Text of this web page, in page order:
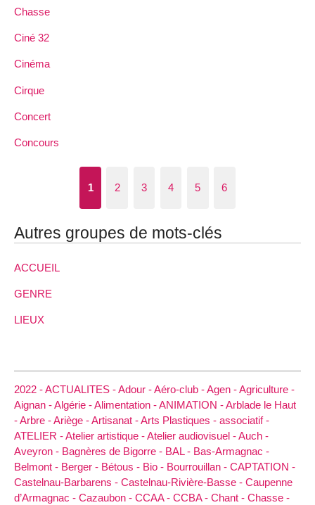
Chasse
Ciné 32
Cinéma
Cirque
Concert
Concours
1 2 3 4 5 6
Autres groupes de mots-clés
ACCUEIL
GENRE
LIEUX
2022 -ACTUALITES -Adour -Aéro-club -Agen -Agriculture -
Aignan -Algérie -Alimentation -ANIMATION -Arblade le Haut
-Arbre -Ariège -Artisanat -Arts Plastiques - associatif -
ATELIER -Atelier artistique -Atelier audiovisuel -Auch -
Aveyron - Bagnères de Bigorre - BAL - Bas-Armagnac -
Belmont - Berger - Bétous - Bio - Bourrouillan - CAPTATION -
Castelnau-Barbarens - Castelnau-Rivière-Basse - Caupenne
d’Armagnac - Cazaubon - CCAA - CCBA - Chant - Chasse -